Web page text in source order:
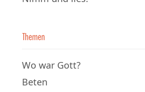
Themen
Wo war Gott?
Beten